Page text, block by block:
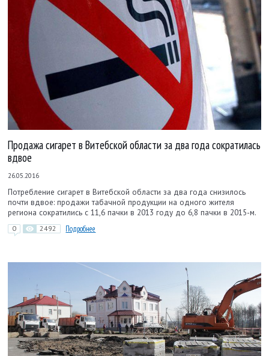
Продажа сигарет в Витебской области за два года сократилась
вдвое
26.05.2016
Потребление сигарет в Витебской области за два года снизилось
почти вдвое: продажи табачной продукции на одного жителя
региона сократились с 11,6 пачки в 2013 году до 6,8 пачки в 2015-м.
0 2492 Подробнее